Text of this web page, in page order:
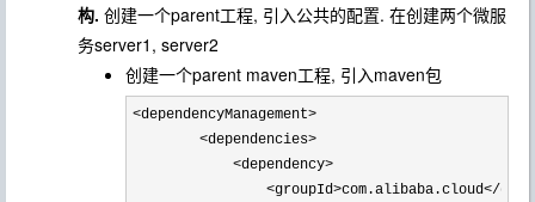
构. 创建一个parent工程, 引入公共的配置. 在创建两个微服
务server1, server2
创建一个parent maven工程, 引入maven包
<dependencyManagement>
        <dependencies>
            <dependency>
<groupId>com.alibaba.cloud</